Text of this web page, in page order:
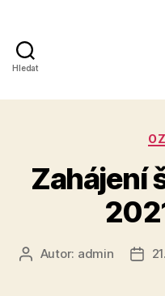
Hledat
Zahájení
AutorAutor: admin